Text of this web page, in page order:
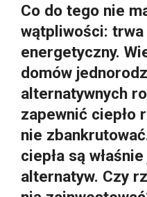
Co do tego nie
wątpliwości:
energetyczny.
domów
alternatywnych
zapewnić ciepło
nie
ciepła są
alternatyw. Czy